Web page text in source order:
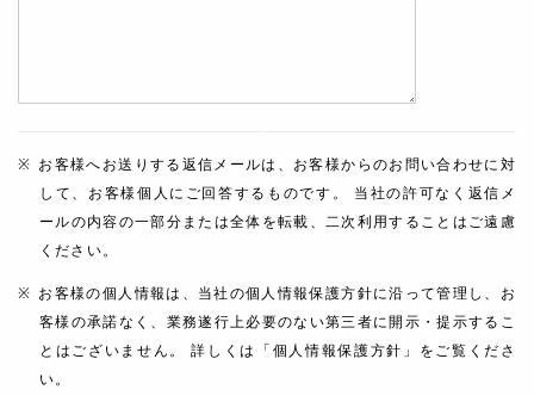
お客様へお送りする返信メールは、お客様からのお問い合わせに対
して、お客様個人にご回答するものです。 当社の許可なく返信メ
ールの内容の一部分または全体を転載、二次利用することはご遠慮
ください。
お客様の個人情報は、当社の個人情報保護方針に沿って管理し、お
客様の承諾なく、業務遂行上必要のない第三者に開示・提示するこ
とはございません。 詳しくは「個人情報保護方針」をご覧くださ
い。